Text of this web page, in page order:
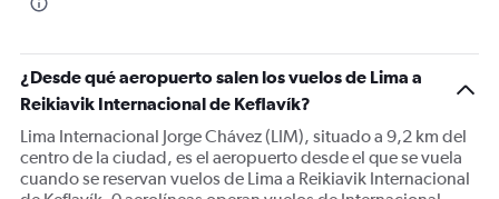
¿Desde qué aeropuerto salen los vuelos de Lima a
Reikiavik Internacional de Keflavík?
Lima Internacional Jorge Chávez (LIM), situado a 9,2 km del
centro de la ciudad, es el aeropuerto desde el que se vuela
cuando se reservan vuelos de Lima a Reikiavik Internacional